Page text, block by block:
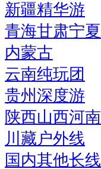
新疆精华游
青海甘肃宁夏
内蒙古
云南纯玩团
贵州深度游
陕西山西河南
川藏户外线
国内其他长线